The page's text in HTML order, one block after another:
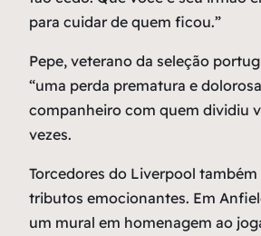
para cuidar de quem ficou.”
Pepe, veterano da seleção
“uma perda prematura e
companheiro com quem dividiu
vezes.
Torcedores do Liverpool
tributos emocionantes. Em
um mural em homenagem ao